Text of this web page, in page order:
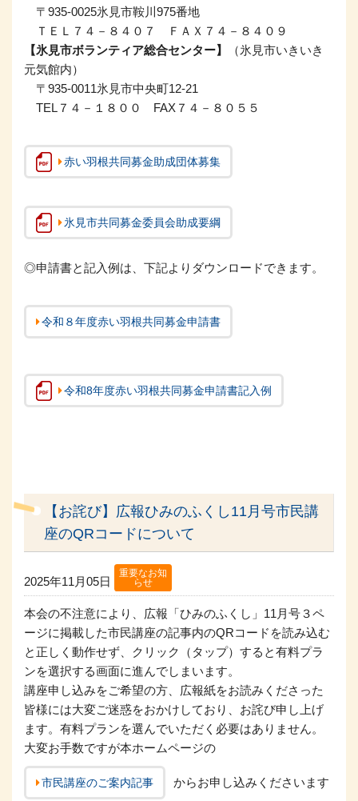
〒935-0025氷見市鞍川975番地
ＴＥＬ７４－８４０７ ＦＡＸ７４－８４０９
【氷見市ボランティア総合センター】
（氷見市いきいき
元気館内）
〒935-0011氷見市中央町12-21
TEL７４－１８００ FAX７４－８０５５
赤い羽根共同募金助成団体募集
氷見市共同募金委員会助成要綱
◎申請書と記入例は、下記よりダウンロードできます。
令和８年度赤い羽根共同募金申請書
令和8年度赤い羽根共同募金申請書記入例
【お詫び】広報ひみのふくし11月号市民講
座のQRコードについて
2025年11月05日
重要なお知
らせ
本会の不注意により、広報「ひみのふくし」11月号３ペ
ージに掲載した市民講座の記事内のQRコードを読み込む
と正しく動作せず、クリック（タップ）すると有料プラ
ンを選択する画面に進んでしまいます。
講座申し込みをご希望の方、広報紙をお読みくださった
皆様には大変ご迷惑をおかけしており、お詫び申し上げ
ます。有料プランを選んでいただく必要はありません。
大変お手数ですが本ホームページの
市民講座のご案内記事 からお申し込みくださいます